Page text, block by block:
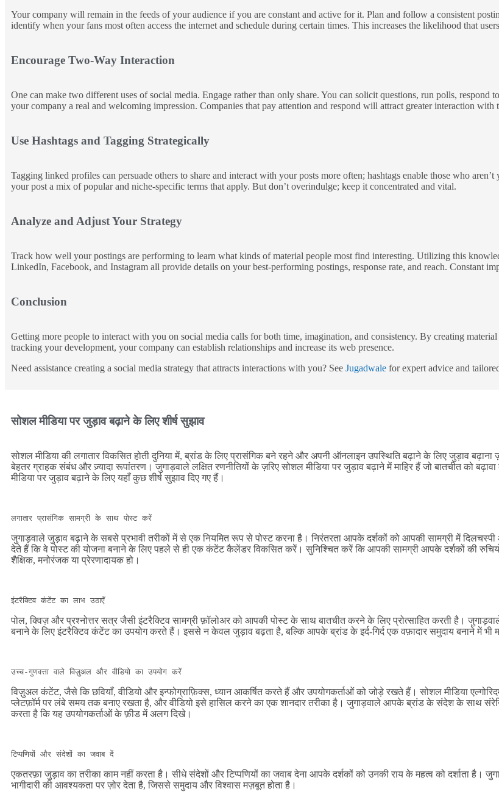
Your company will remain in the feeds of your audience if you are constant and active for it. Plan and follow a consistent
identify when your fans most often access the internet and schedule during certain times. This increases the likelihood that
Encourage Two-Way Interaction
One can make two different uses of social media. Engage rather than only share. You can solicit questions, run polls, respond
your company a real and welcoming impression. Companies that pay attention and respond will attract greater interaction with
Use Hashtags and Tagging Strategically
Tagging linked profiles can persuade others to share and interact with your posts more often; hashtags enable those who
your post a mix of popular and niche-specific terms that apply. But don’t overindulge; keep it concentrated and vital.
Analyze and Adjust Your Strategy
Track how well your postings are performing to learn what kinds of material people most find interesting. Utilizing this
LinkedIn, Facebook, and Instagram all provide details on your best-performing postings, response rate, and reach. Constant
Conclusion
Getting more people to interact with you on social media calls for both time, imagination, and consistency. By creating
tracking your development, your company can establish relationships and increase its web presence.
Need assistance creating a social media strategy that attracts interactions with you? See Jugadwale for expert advice and
सोशल मीडिया पर जुड़ाव बढ़ाने के लिए शीर्ष सुझाव
सोशल मीडिया की लगातार विकसित होती दुनिया में, ब्रांड के लिए प्रासंगिक बने रहने और अपनी ऑनलाइन उपस्थिति बढ़ाने के लिए जुड़ाव बढ़ाना
बेहतर ग्राहक संबंध और ज़्यादा रूपांतरण। जुगाड़वाले लक्षित रणनीतियों के ज़रिए सोशल मीडिया पर जुड़ाव बढ़ाने में माहिर हैं जो बातचीत को
मीडिया पर जुड़ाव बढ़ाने के लिए यहाँ कुछ शीर्ष सुझाव दिए गए हैं।
लगातार प्रासंगिक सामग्री के साथ पोस्ट करें
जुगाड़वाले जुड़ाव बढ़ाने के सबसे प्रभावी तरीकों में से एक नियमित रूप से पोस्ट करना है। निरंतरता आपके दर्शकों को आपकी सामग्री में
देते हैं कि वे पोस्ट की योजना बनाने के लिए पहले से ही एक कंटेंट कैलेंडर विकसित करें। सुनिश्चित करें कि आपकी सामग्री आपके दर्शकों की
शैक्षिक, मनोरंजक या प्रेरणादायक हो।
पोल, क्विज़ और प्रश्नोत्तर सत्र जैसी इंटरैक्टिव सामग्री फ़ॉलोअर को आपकी पोस्ट के साथ बातचीत करने के लिए प्रोत्साहित करती है।
बनाने के लिए इंटरैक्टिव कंटेंट का उपयोग करते हैं। इससे न केवल जुड़ाव बढ़ता है, बल्कि आपके ब्रांड के इर्द-गिर्द एक वफ़ादार समुदाय बनाने में भी
विज़ुअल कंटेंट, जैसे कि छवियाँ, वीडियो और इन्फोग्राफ़िक्स, ध्यान आकर्षित करते हैं और उपयोगकर्ताओं को जोड़े रखते हैं। सोशल मीडिया
प्लेटफ़ॉर्म पर लंबे समय तक बनाए रखता है, और वीडियो इसे हासिल करने का एक शानदार तरीका है। जुगाड़वाले आपके ब्रांड के संदेश के साथ
करता है कि यह उपयोगकर्ताओं के फ़ीड में अलग दिखे।
एकतरफ़ा जुड़ाव का तरीका काम नहीं करता है। सीधे संदेशों और टिप्पणियों का जवाब देना आपके दर्शकों को उनकी राय के महत्व को दर्शाता है।
भागीदारी की आवश्यकता पर ज़ोर देता है, जिससे समुदाय और विश्वास मज़बूत होता है।